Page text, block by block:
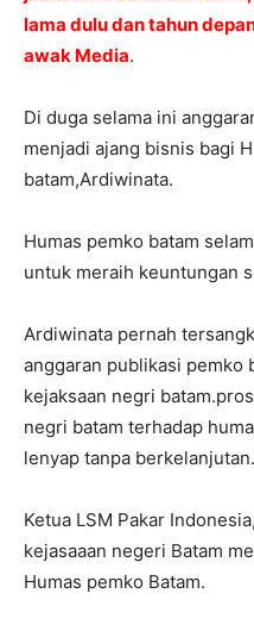
lama dulu dan tahun
awak Media.
Di duga selama ini
menjadi ajang bisnis bagi
batam,Ardiwinata.
Humas pemko batam
untuk meraih keuntungan
Ardiwinata pernah
anggaran publikasi pemko
kejaksaan negri
negri batam terhadap
lenyap tanpa berkelanjutan.
Ketua LSM Pakar
kejasaaan negeri Batam
Humas pemko Batam.